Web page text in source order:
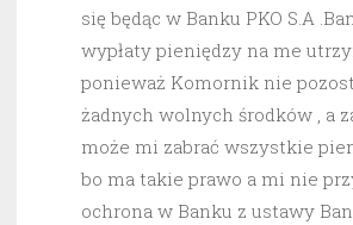
się będąc w Banku PKO S.A
wypłaty pieniędzy na me
ponieważ Komornik nie
żadnych wolnych środków , a
może mi zabrać wszystkie
bo ma takie prawo a mi nie
ochrona w Banku z ustawy